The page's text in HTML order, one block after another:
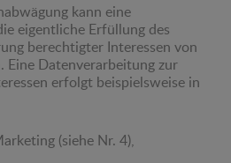
kann eine
eigentliche Erfüllung des
berechtigter Interessen von
Datenverarbeitung zur
erfolgt beispielsweise in
(siehe Nr. 4),